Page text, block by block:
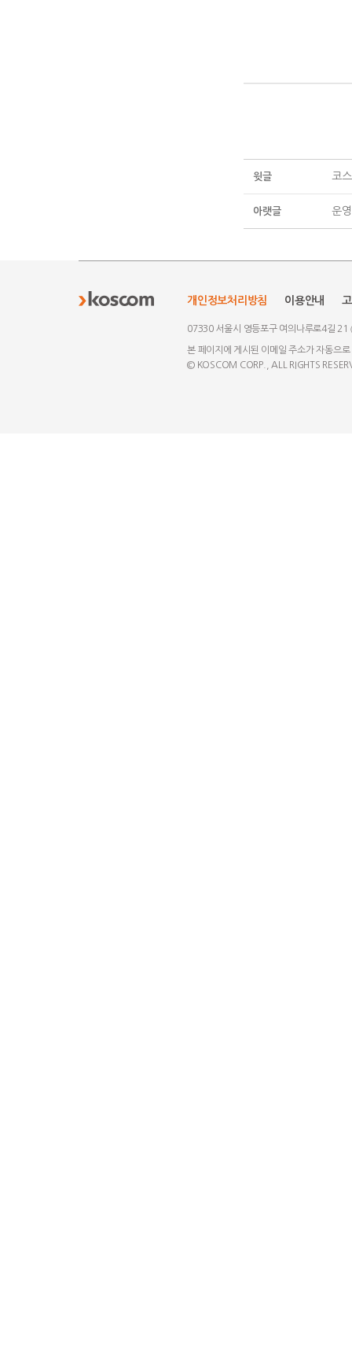
윗글 코
아랫글 운
개인정보처리방침 이용안내
07330 서울시 영등포구 여의나루로4길 21
본 페이지에 게시된 이메일 주소가 자동으
© KOSCOM CORP., ALL RIGHTS